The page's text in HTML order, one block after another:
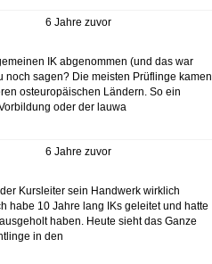
6 Jahre zuvor
IK abgenommen (und das war
noch sagen? Die meisten Prüflinge kamen
osteuropäischen Ländern. So ein
oder der lauwa
6 Jahre zuvor
Kursleiter sein Handwerk wirklich
habe 10 Jahre lang IKs geleitet und hatte
haben. Heute sieht das Ganze
in den